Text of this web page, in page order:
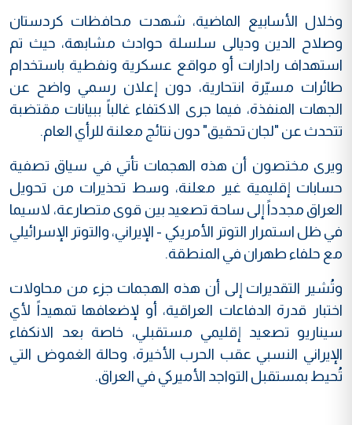
وخلال الأسابيع الماضية، شهدت محافظات كردستان
وصلاح الدين وديالى سلسلة حوادث مشابهة، حيث تم
استهداف رادارات أو مواقع عسكرية ونفطية باستخدام
طائرات مسيّرة انتحارية، دون إعلان رسمي واضح عن
الجهات المنفذة، فيما جرى الاكتفاء غالباً ببيانات مقتضبة
تتحدث عن "لجان تحقيق" دون نتائج معلنة للرأي العام.
ويرى مختصون أن هذه الهجمات تأتي في سياق تصفية
حسابات إقليمية غير معلنة، وسط تحذيرات من تحويل
العراق مجدداً إلى ساحة تصعيد بين قوى متصارعة، لاسيما
في ظل استمرار التوتر الأمريكي - الإيراني، والتوتر الإسرائيلي
مع حلفاء طهران في المنطقة.
وتُشير التقديرات إلى أن هذه الهجمات جزء من محاولات
اختبار قدرة الدفاعات العراقية، أو لإضعافها تمهيداً لأي
سيناريو تصعيد إقليمي مستقبلي، خاصة بعد الانكفاء
الإيراني النسبي عقب الحرب الأخيرة، وحالة الغموض التي
تُحيط بمستقبل التواجد الأميركي في العراق.